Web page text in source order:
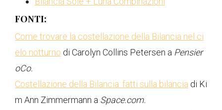
FONTI:
Come trovare la costellazione della Bilancia nel ci
elo notturno di Carolyn Collins Petersen a Pensier
oCo.
Costellazione della Bilancia: fatti sulla bilancia di Ki
m Ann Zimmermann a Space.com.